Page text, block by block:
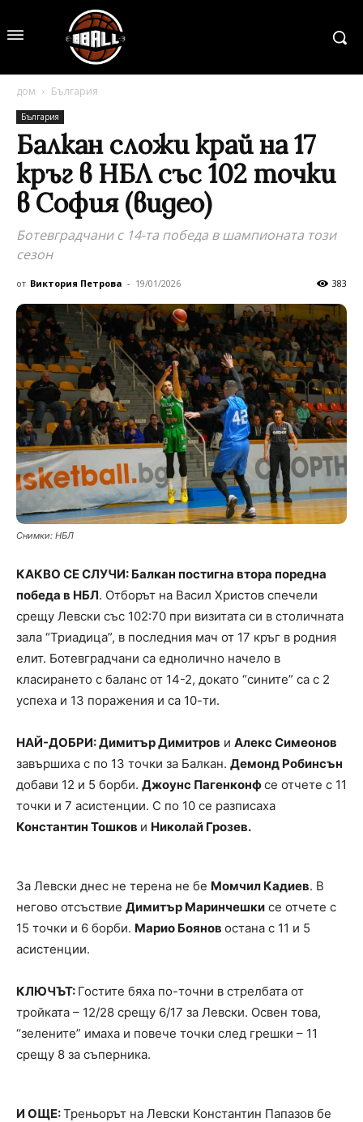
дом България
България
Балкан сложи край на 17
кръг в НБЛ със 102 точки
в София (видео)
Ботевградчани с 14-та победа в шампионата този
сезон
от Виктория Петрова - 19/01/2026 383
Снимки: НБЛ
КАКВО СЕ СЛУЧИ: Балкан постигна втора поредна
победа в НБЛ. Отборът на Васил Христов спечели
срещу Левски със 102:70 при визитата си в столичната
зала “Триадица”, в последния мач от 17 кръг в родния
елит. Ботевградчани са еднолично начело в
класирането с баланс от 14-2, докато “сините” са с 2
успеха и 13 поражения и са 10-ти.
НАЙ-ДОБРИ: Димитър Димитров и Алекс Симеонов
завършиха с по 13 точки за Балкан. Демонд Робинсън
добави 12 и 5 борби. Джоунс Пагенконфсе отчете с 11
точки и 7 асистенции. С по 10 се разписаха
Константин Тошков и Николай Грозев.
За Левски днес не терена не бе Момчил Кадиев. В
негово отсъствие Димитър Маринчешки се отчете с
15 точки и 6 борби. Марио Боянов остана с 11 и 5
асистенции.
КЛЮЧЪТ: Гостите бяха по-точни в стрелбата от
тройката – 12/28 срещу 6/17 за Левски. Освен това,
“зелените” имаха и повече точки след грешки – 11
срещу 8 за съперника.
И ОЩЕ:Треньорът на Левски Константин Папазов бе